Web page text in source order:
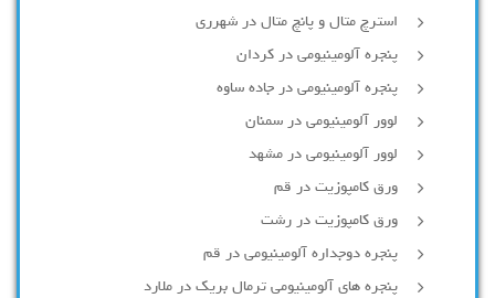
استرچ متال و پانچ متال در شهرری
پنجره آلومینیومی در کردان
پنجره آلومینیومی در جاده ساوه
لوور آلومینیومی در سمنان
لوور آلومینیومی در مشهد
ورق کامپوزیت در قم
ورق کامپوزیت در رشت
پنجره دوجداره آلومينيومی در قم
پنجره های آلومینیومی ترمال بریک در ملارد